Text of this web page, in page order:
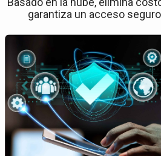
garantiza un acceso